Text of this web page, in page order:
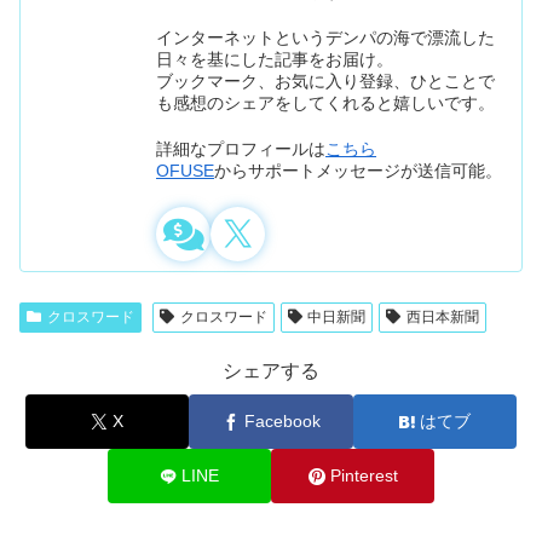
インターネットというデンパの海で漂流した
日々を基にした記事をお届け。
ブックマーク、お気に入り登録、ひとことで
も感想のシェアをしてくれると嬉しいです。
詳細なプロフィールはこちら
OFUSEからサポートメッセージが送信可能。
クロスワード クロスワード 中日新聞 西日本新聞
シェアする
X Facebook はてブ
LINE Pinterest